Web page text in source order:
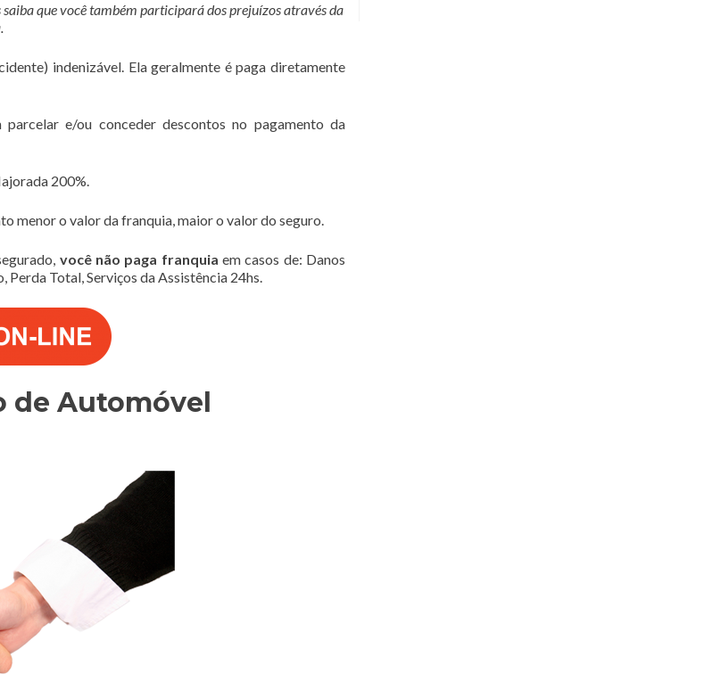
saiba que você também participará dos prejuízos através da
indenizável. Ela geralmente é paga diretamente
e/ou conceder descontos no pagamento da
200%.
menor o valor da franquia, maior o valor do seguro.
você não paga franquia em casos de: Danos
Total, Serviços da Assistência 24hs.
de Automóvel